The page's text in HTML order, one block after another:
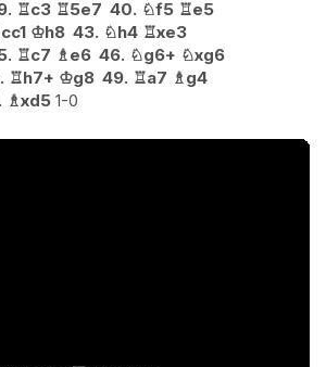
♖c3 ♖5e7 40. ♘f5 ♖e5
cc1 ♔h8 43. ♘h4 ♖xe3
♖c7 ♗e6 46. ♘g6+ ♘xg6
♖h7+ ♔g8 49. ♖a7 ♗g4
♗xd5 1-0